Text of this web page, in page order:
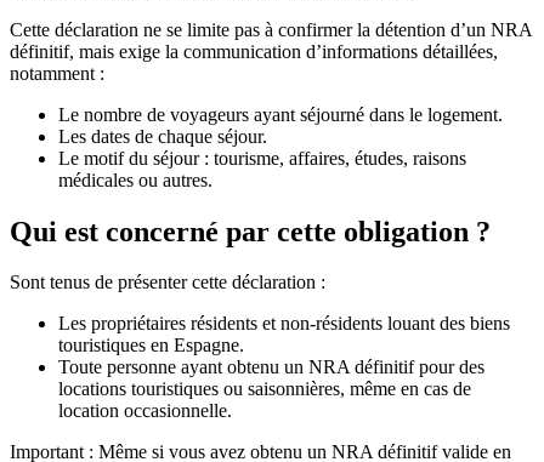
Cette déclaration ne se limite pas à confirmer la détention d’un NRA
définitif, mais exige la communication d’informations détaillées,
notamment :
Le nombre de voyageurs ayant séjourné dans le logement.
Les dates de chaque séjour.
Le motif du séjour : tourisme, affaires, études, raisons
médicales ou autres.
Qui est concerné par cette obligation ?
Sont tenus de présenter cette déclaration :
Les propriétaires résidents et non-résidents louant des biens
touristiques en Espagne.
Toute personne ayant obtenu un NRA définitif pour des
locations touristiques ou saisonnières, même en cas de
location occasionnelle.
Important : Même si vous avez obtenu un NRA définitif valide en